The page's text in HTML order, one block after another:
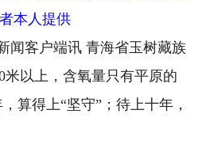
本人提供
客户端讯 青海省玉树藏族
米以上，含氧量只有平原的
算得上“坚守”；待上十年，